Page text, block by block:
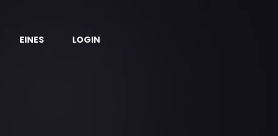
EINES LOGIN